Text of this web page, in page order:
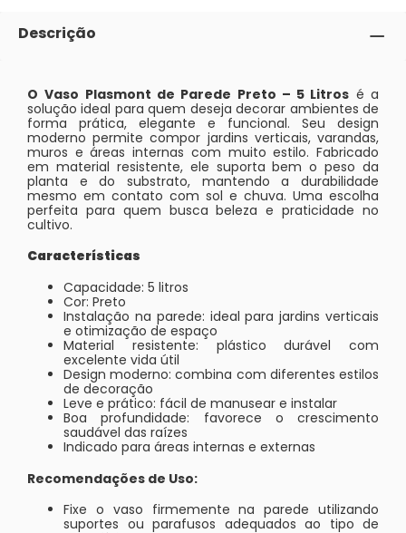
Descrição
O Vaso Plasmont de Parede Preto – 5 Litros é a
solução ideal para quem deseja decorar ambientes de
forma prática, elegante e funcional. Seu design
moderno permite compor jardins verticais, varandas,
muros e áreas internas com muito estilo. Fabricado
em material resistente, ele suporta bem o peso da
planta e do substrato, mantendo a durabilidade
mesmo em contato com sol e chuva. Uma escolha
perfeita para quem busca beleza e praticidade no
cultivo.
Características
Capacidade: 5 litros
Cor: Preto
Instalação na parede: ideal para jardins verticais
e otimização de espaço
Material resistente: plástico durável com
excelente vida útil
Design moderno: combina com diferentes estilos
de decoração
Leve e prático: fácil de manusear e instalar
Boa profundidade: favorece o crescimento
saudável das raízes
Indicado para áreas internas e externas
Recomendações de Uso:
Fixe o vaso firmemente na parede utilizando
suportes ou parafusos adequados ao tipo de